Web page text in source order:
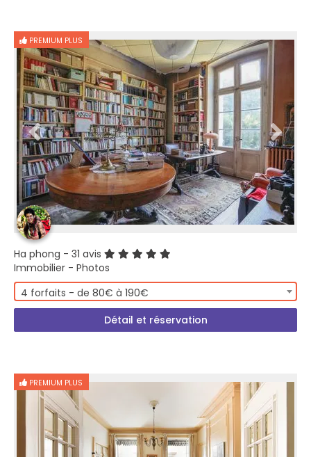
PREMIUM PLUS
Ha phong - 31 avis
Immobilier - Photos
4 forfaits - de 80€ à 190€
Détail et réservation
PREMIUM PLUS